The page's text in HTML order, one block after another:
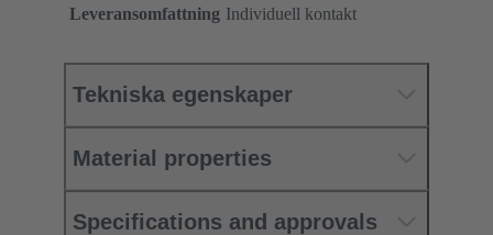
Leveransomfattning Individuell kontakt
Tekniska egenskaper
Material properties
Specifications and approvals